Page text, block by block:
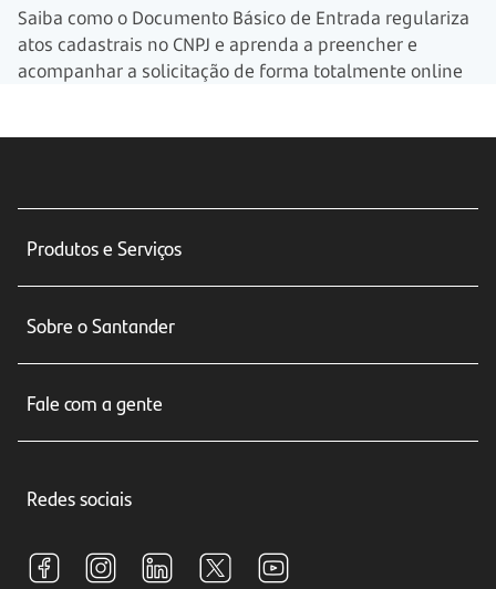
Saiba como o Documento Básico de Entrada regulariza
atos cadastrais no CNPJ e aprenda a preencher e
acompanhar a solicitação de forma totalmente online
Produtos e Serviços
Seguros
Crédito e Financiamentos
Investimentos
Sobre o Santander
Relações com Investidores
Fale com a gente
Central de Renegociação
S.A.C
Redes sociais